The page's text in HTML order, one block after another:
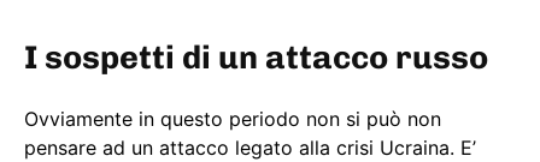
I sospetti di un attacco russo
Ovviamente in questo periodo non si può non
pensare ad un attacco legato alla crisi Ucraina. E’